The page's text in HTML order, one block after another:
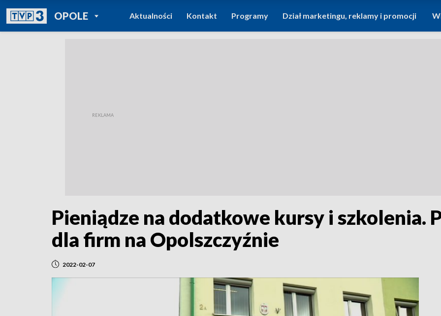
OPOLEPOWRÓT DO
TVP REGIONY
Aktualności Kontakt Programy Dział marketingu, reklamy i promocji
Pieniądze na dodatkowe kursy i szkolenia.
dla firm na Opolszczyźnie
2022-02-07